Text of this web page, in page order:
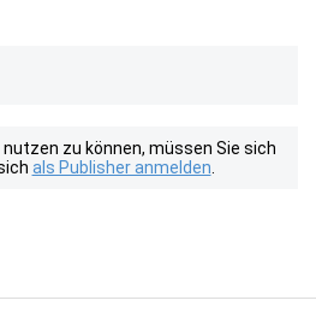
zu können, müssen Sie sich
als Publisher anmelden